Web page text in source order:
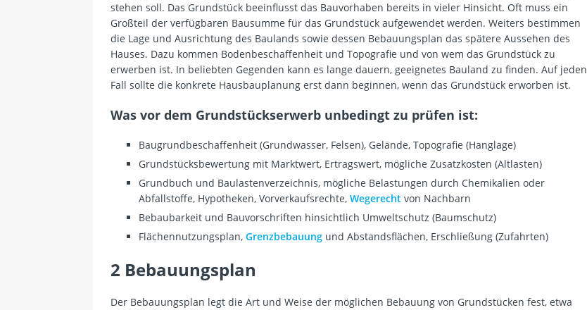
stehen soll. Das Grundstück beeinflusst das Bauvorhaben bereits in vieler Hinsicht. Oft muss ein
Großteil der verfügbaren Bausumme für das Grundstück aufgewendet werden. Weiters bestimmen
die Lage und Ausrichtung des Baulands sowie dessen Bebauungsplan das spätere Aussehen des
Hauses. Dazu kommen Bodenbeschaffenheit und Topografie und von wem das Grundstück zu
erwerben ist. In beliebten Gegenden kann es lange dauern, geeignetes Bauland zu finden. Auf jeden
Fall sollte die konkrete Hausbauplanung erst dann beginnen, wenn das Grundstück erworben ist.
Was vor dem Grundstückserwerb unbedingt zu prüfen ist:
Baugrundbeschaffenheit (Grundwasser, Felsen), Gelände, Topografie (Hanglage)
Grundstücksbewertung mit Marktwert, Ertragswert, mögliche Zusatzkosten (Altlasten)
Grundbuch und Baulastenverzeichnis, mögliche Belastungen durch Chemikalien oder
Abfallstoffe, Hypotheken, Vorverkaufsrechte, Wegerecht von Nachbarn
Bebaubarkeit und Bauvorschriften hinsichtlich Umweltschutz (Baumschutz)
Flächennutzungsplan, Grenzbebauung und Abstandsflächen, Erschließung (Zufahrten)
2 Bebauungsplan
Der Bebauungsplan legt die Art und Weise der möglichen Bebauung von Grundstücken fest, etwa